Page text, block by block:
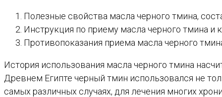
Полезные свойства масла черного тмина,
Инструкция по приему масла черного тмина и
Противопоказания приема масла черного
История использования масла черного тмина
Древнем Египте черный тмин использовался не
самых различных случаях, для лечения многих